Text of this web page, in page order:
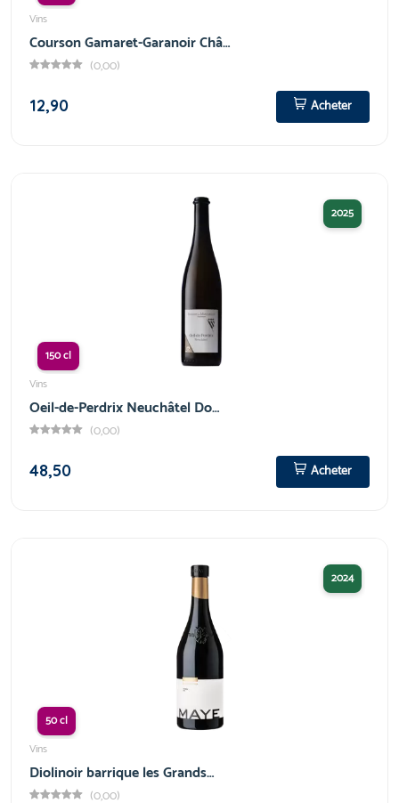
Vins
Courson Gamaret-Garanoir Châ…
(0,00)
12,90
Acheter
2025
150 cl
Vins
Oeil-de-Perdrix Neuchâtel Do…
(0,00)
48,50
Acheter
2024
50 cl
Vins
Diolinoir barrique les Grands…
(0,00)